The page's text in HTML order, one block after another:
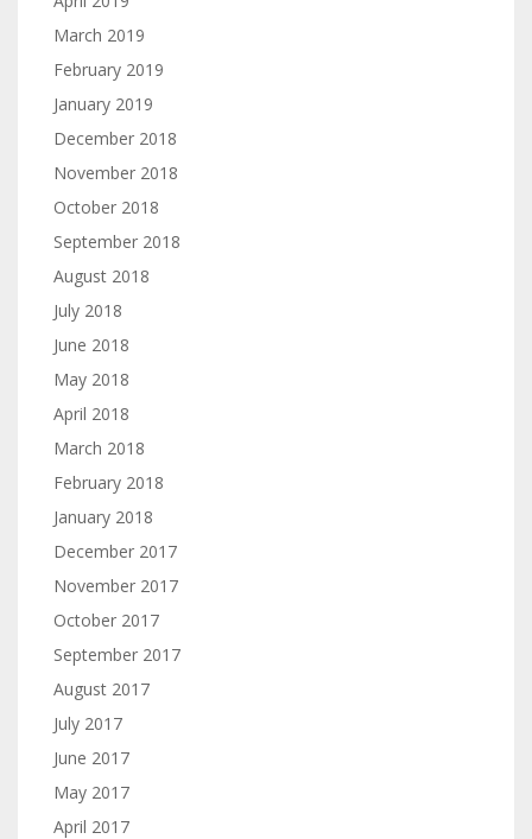
March 2019
February 2019
January 2019
December 2018
November 2018
October 2018
September 2018
August 2018
July 2018
June 2018
May 2018
April 2018
March 2018
February 2018
January 2018
December 2017
November 2017
October 2017
September 2017
August 2017
July 2017
June 2017
May 2017
April 2017